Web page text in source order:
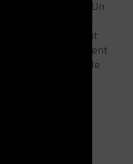
l’opérateur. Un
plateaux, un bruit
d’erreur sont
indices ne doivent
à un système de
le